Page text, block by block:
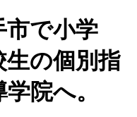
市で小学
生の個別指
院へ。